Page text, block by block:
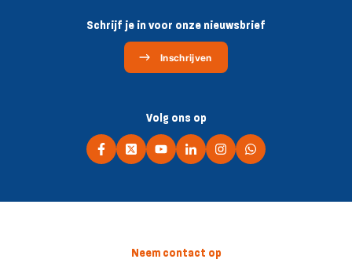
Schrijf je in voor onze nieuwsbrief
Inschrijven
Volg ons op
Neem contact op